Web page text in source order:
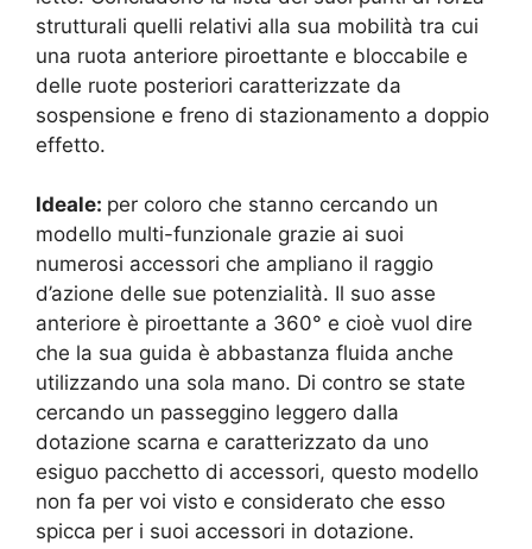
strutturali quelli relativi alla sua mobilità tra cui
una ruota anteriore piroettante e bloccabile e
delle ruote posteriori caratterizzate da
sospensione e freno di stazionamento a doppio
effetto.
Ideale: per coloro che stanno cercando un
modello multi-funzionale grazie ai suoi
numerosi accessori che ampliano il raggio
d’azione delle sue potenzialità. Il suo asse
anteriore è piroettante a 360° e cioè vuol dire
che la sua guida è abbastanza fluida anche
utilizzando una sola mano. Di contro se state
cercando un passeggino leggero dalla
dotazione scarna e caratterizzato da uno
esiguo pacchetto di accessori, questo modello
non fa per voi visto e considerato che esso
spicca per i suoi accessori in dotazione.